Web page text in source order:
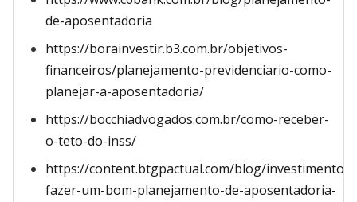
de-aposentadoria
https://borainvestir.b3.com.br/objetivos-
financeiros/planejamento-previdenciario-como-
planejar-a-aposentadoria/
https://bocchiadvogados.com.br/como-receber-
o-teto-do-inss/
https://content.btgpactual.com/blog/
fazer-um-bom-planejamento-de-aposentadoria-